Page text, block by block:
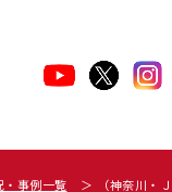
・事例一覧 （神奈川・